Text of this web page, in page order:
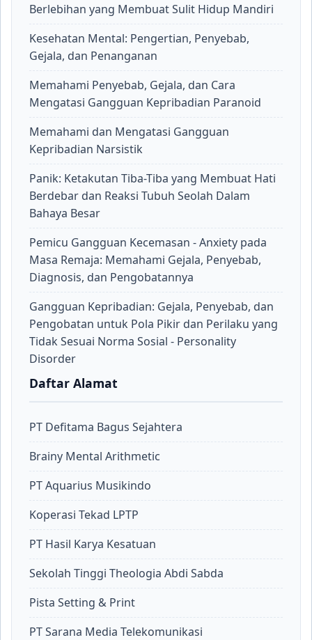
Berlebihan yang Membuat Sulit Hidup Mandiri
Kesehatan Mental: Pengertian, Penyebab,
Gejala, dan Penanganan
Memahami Penyebab, Gejala, dan Cara
Mengatasi Gangguan Kepribadian Paranoid
Memahami dan Mengatasi Gangguan
Kepribadian Narsistik
Panik: Ketakutan Tiba-Tiba yang Membuat Hati
Berdebar dan Reaksi Tubuh Seolah Dalam
Bahaya Besar
Pemicu Gangguan Kecemasan - Anxiety pada
Masa Remaja: Memahami Gejala, Penyebab,
Diagnosis, dan Pengobatannya
Gangguan Kepribadian: Gejala, Penyebab, dan
Pengobatan untuk Pola Pikir dan Perilaku yang
Tidak Sesuai Norma Sosial - Personality
Disorder
Daftar Alamat
PT Defitama Bagus Sejahtera
Brainy Mental Arithmetic
PT Aquarius Musikindo
Koperasi Tekad LPTP
PT Hasil Karya Kesatuan
Sekolah Tinggi Theologia Abdi Sabda
Pista Setting & Print
PT Sarana Media Telekomunikasi